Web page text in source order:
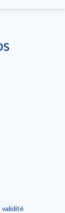
validité